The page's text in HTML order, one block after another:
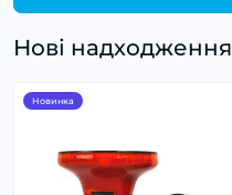
Нові надходження
Новинка